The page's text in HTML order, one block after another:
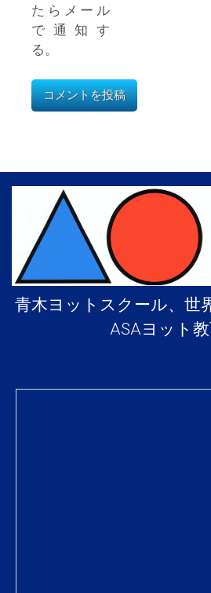
たらメール
で通知す
る。
青木ヨットスクール、世
ASAヨット